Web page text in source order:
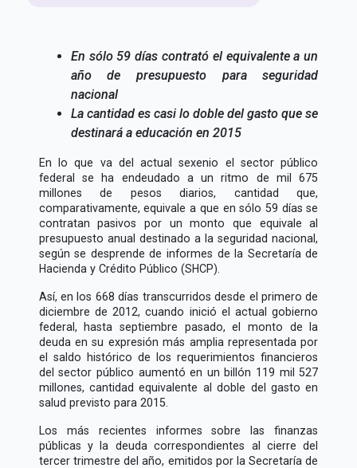
En sólo 59 días contrató el equivalente a un
año de presupuesto para seguridad
nacional
La cantidad es casi lo doble del gasto que se
destinará a educación en 2015
En lo que va del actual sexenio el sector público
federal se ha endeudado a un ritmo de mil 675
millones de pesos diarios, cantidad que,
comparativamente, equivale a que en sólo 59 días se
contratan pasivos por un monto que equivale al
presupuesto anual destinado a la seguridad nacional,
según se desprende de informes de la Secretaría de
Hacienda y Crédito Público (SHCP).
Así, en los 668 días transcurridos desde el primero de
diciembre de 2012, cuando inició el actual gobierno
federal, hasta septiembre pasado, el monto de la
deuda en su expresión más amplia representada por
el saldo histórico de los requerimientos financieros
del sector público aumentó en un billón 119 mil 527
millones, cantidad equivalente al doble del gasto en
salud previsto para 2015.
Los más recientes informes sobre las finanzas
públicas y la deuda correspondientes al cierre del
tercer trimestre del año, emitidos por la Secretaría de